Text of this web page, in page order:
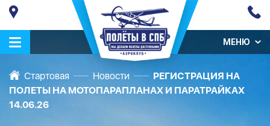
МЕНЮ
Стартовая Новости
РЕГИСТРАЦИЯ НА
ПОЛЕТЫ НА МОТОПАРАПЛАНАХ И ПАРАТРАЙКАХ
14.06.26